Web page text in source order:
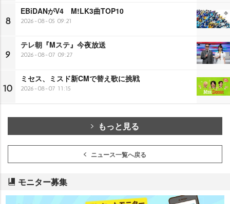
8
EBiDANがV4 M!LK3曲TOP10
2026-08-05 09:21
9
テレ朝『Mステ』今夜放送
2026-08-07 09:27
10
ミセス、ミスド新CMで替え歌に挑戦
2026-08-07 11:15
もっと見る
ニュース一覧へ戻る
モニター募集